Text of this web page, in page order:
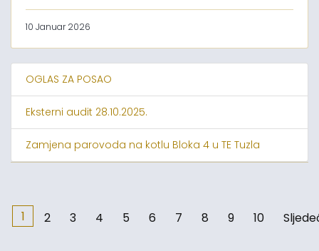
10 Januar 2026
OGLAS ZA POSAO
Eksterni audit 28.10.2025.
Zamjena parovoda na kotlu Bloka 4 u TE Tuzla
1 2 3 4 5 6 7 8 9 10